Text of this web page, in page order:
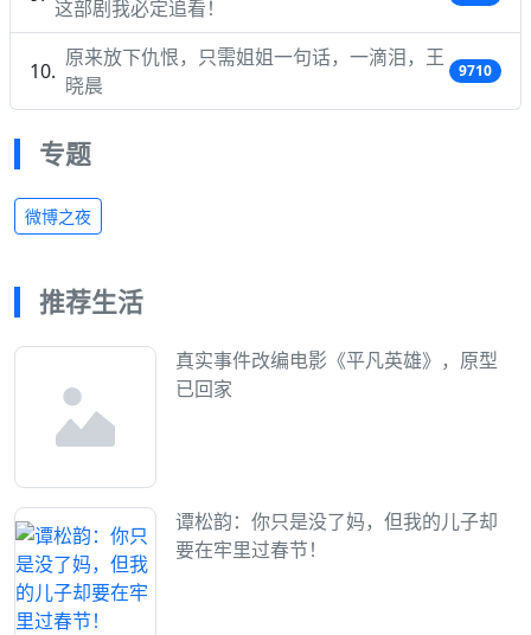
这部剧我必定追看！
原来放下仇恨，只需姐姐一句话，一滴泪，王
晓晨
9710
专题
微博之夜
推荐生活
真实事件改编电影《平凡英雄》，原型
已回家
谭松韵：你只是没了妈，但我的儿子却
要在牢里过春节！